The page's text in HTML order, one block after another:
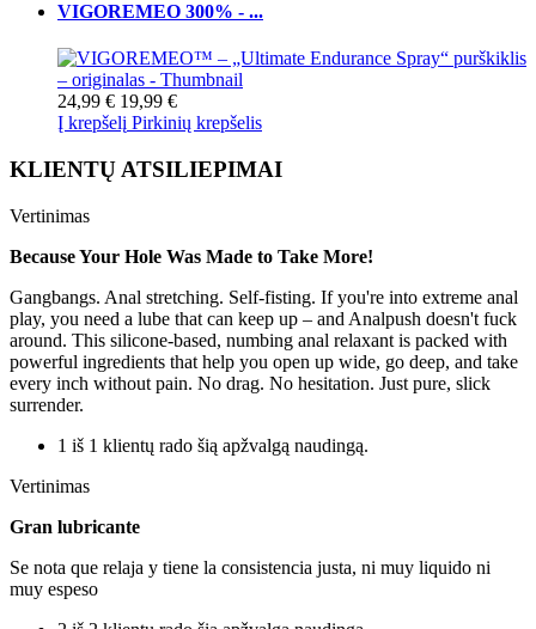
VIGOREMEO 300% - ...
24,99 € 19,99 €
Į krepšelį Pirkinių krepšelis
KLIENTŲ ATSILIEPIMAI
Vertinimas
Because Your Hole Was Made to Take More!
Gangbangs. Anal stretching. Self-fisting. If you're into extreme anal
play, you need a lube that can keep up – and Analpush doesn't fuck
around. This silicone-based, numbing anal relaxant is packed with
powerful ingredients that help you open up wide, go deep, and take
every inch without pain. No drag. No hesitation. Just pure, slick
surrender.
1 iš 1 klientų rado šią apžvalgą naudingą.
Vertinimas
Gran lubricante
Se nota que relaja y tiene la consistencia justa, ni muy liquido ni
muy espeso